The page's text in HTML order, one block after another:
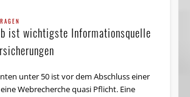
ist wichtigste Informationsquelle
unter 50 ist vor dem Abschluss einer
Webrecherche quasi Pflicht. Eine